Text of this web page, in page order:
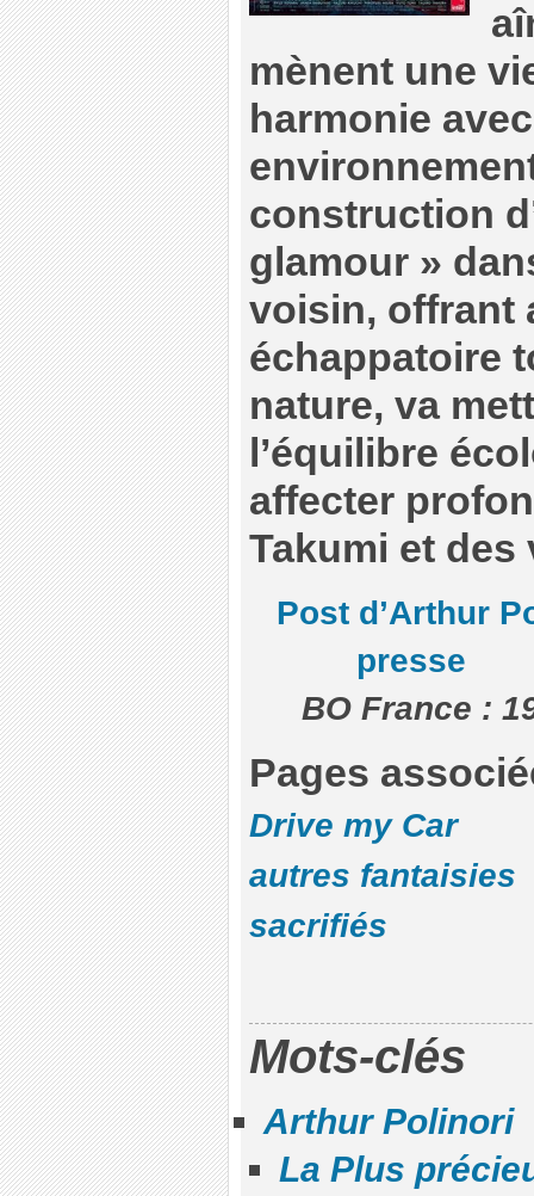
mènent une
harmonie
construction
glamour »
voisin, offrant
échappatoire
nature, va
l’équilibre
affecter
Takumi et des
Post d’Arthur
presse
BO France :
Pages
Drive my Car
autres fantaisies
sacrifiés
Mots-clés
Arthur Polinori
La Plus